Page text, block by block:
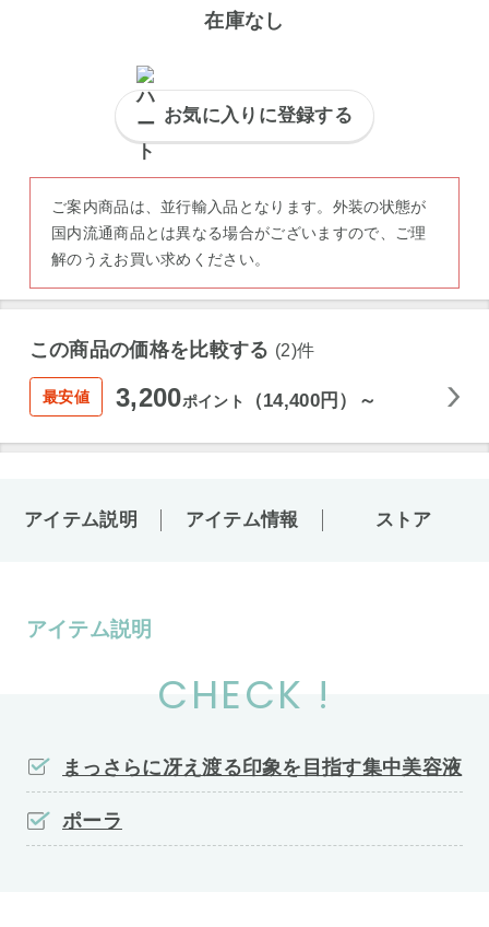
在庫なし
お気に入りに登録する
ご案内商品は、並行輸入品となります。外装の状態が
国内流通商品とは異なる場合がございますので、ご理
解のうえお買い求めください。
この商品の価格を比較する (2)件
最安値 3,200ポイント （14,400円）～
アイテム説明 アイテム情報 ストア
アイテム説明
CHECK !
まっさらに冴え渡る印象を目指す集中美容液
ポーラ